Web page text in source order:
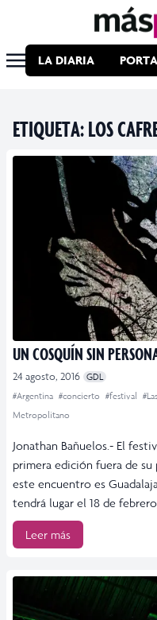
LA DIARIA
ETIQUETA:LOS
UN COSQUÍN SIN
24 agosto, 2016 GDL
#Argentina #concierto #festival
Metropolitano
Jonathan Bañuelos.- El
primera edición fuera de su
este encuentro es
tendrá lugar el 18 de
Leer más